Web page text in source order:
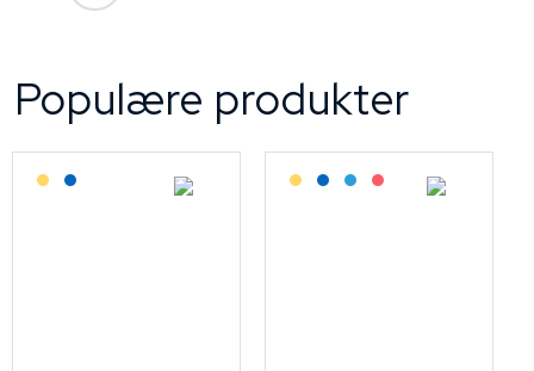
Populære produkter
Lagerført: Grossist
Lagerført: NEK Kabel Lagerført: Grossist
Lagerført: NEK Kabel
Bestilling: 2-3 uker
På forespørsel